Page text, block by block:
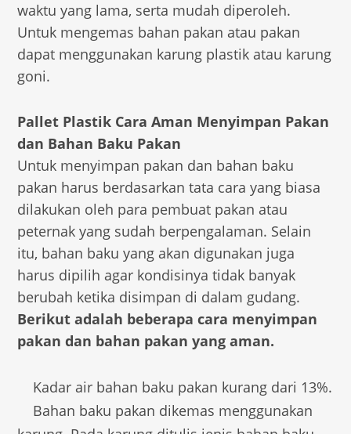
waktu yang lama, serta mudah diperoleh.
Untuk mengemas bahan pakan atau pakan
dapat menggunakan karung plastik atau karung
goni.
Pallet Plastik Cara Aman Menyimpan Pakan
dan Bahan Baku Pakan
Untuk menyimpan pakan dan bahan baku
pakan harus berdasarkan tata cara yang biasa
dilakukan oleh para pembuat pakan atau
peternak yang sudah berpengalaman. Selain
itu, bahan baku yang akan digunakan juga
harus dipilih agar kondisinya tidak banyak
berubah ketika disimpan di dalam gudang.
Berikut adalah beberapa cara menyimpan
pakan dan bahan pakan yang aman.
Kadar air bahan baku pakan kurang dari 13%.
Bahan baku pakan dikemas menggunakan